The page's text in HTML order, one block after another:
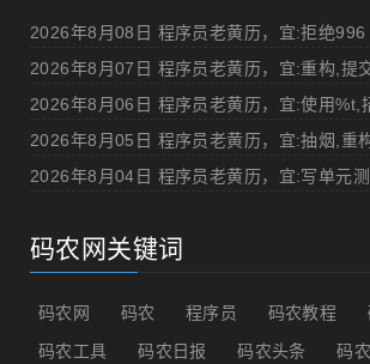
2026年8月08日 程序员老黄历，宜:拒绝996
2026年8月05日 程序员老黄历，宜:抽烟,重
码农网关键词
码农网 码农 程序员 码农教程
码农工具
码农日报 码农头条 码